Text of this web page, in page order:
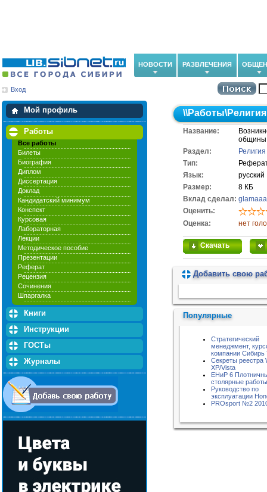
НОВОСТИ РАЗВЛЕЧЕНИЯ
Вход
Мой профиль
Мои закладки
Работы
Все работы
Билеты
Биография
Диплом
Диссертация
Доклад
Кандидатский минимум
Конспект
Курсовая
Лабораторная
Лекции
Методическое пособие
Презентации
Реферат
Рецензия
Сочинения
Шпаргалка
Книги
Инструкции
ГОСТы
Журналы
\\Работы\
Название:
общины
Раздел:
Тип:
Язык:
русский
Размер:
8 КБ
Вклад сделал: glamaaa
Оценить:
Оценка:
нет
Скачать
Добавить свою
Популярные
Стратегический
менеджмент,
компании Сибирь
Секреты реестра
XP/Vista
ЕНиР 6
столярные работы
Руководство по
эксплуатации
PROsport №2